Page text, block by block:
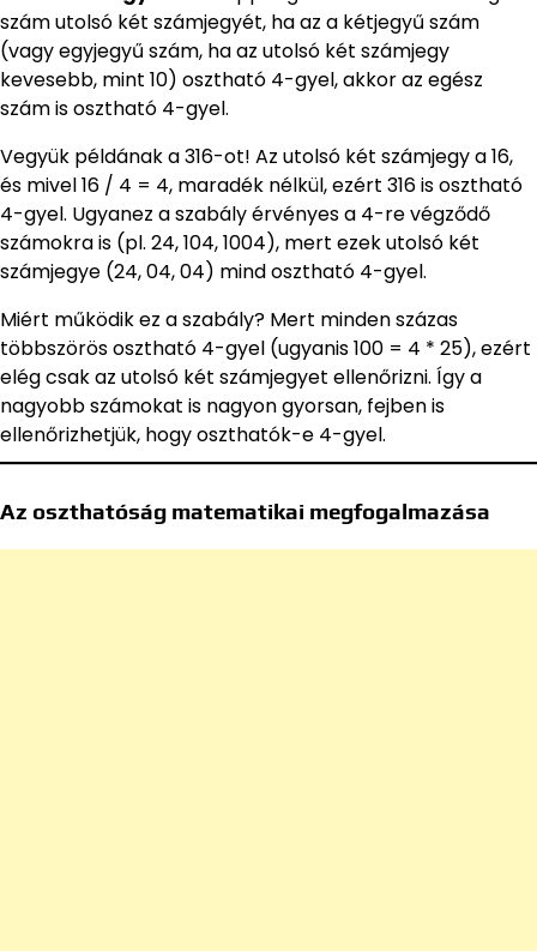
szám utolsó két számjegyét, ha az a kétjegyű szám
(vagy egyjegyű szám, ha az utolsó két számjegy
kevesebb, mint 10) osztható 4-gyel, akkor az egész
szám is osztható 4-gyel.
Vegyük példának a 316-ot! Az utolsó két számjegy a 16,
és mivel 16 / 4 = 4, maradék nélkül, ezért 316 is osztható
4-gyel. Ugyanez a szabály érvényes a 4-re végződő
számokra is (pl. 24, 104, 1004), mert ezek utolsó két
számjegye (24, 04, 04) mind osztható 4-gyel.
Miért működik ez a szabály? Mert minden százas
többszörös osztható 4-gyel (ugyanis 100 = 4 * 25), ezért
elég csak az utolsó két számjegyet ellenőrizni. Így a
nagyobb számokat is nagyon gyorsan, fejben is
ellenőrizhetjük, hogy oszthatók-e 4-gyel.
Az oszthatóság matematikai megfogalmazása